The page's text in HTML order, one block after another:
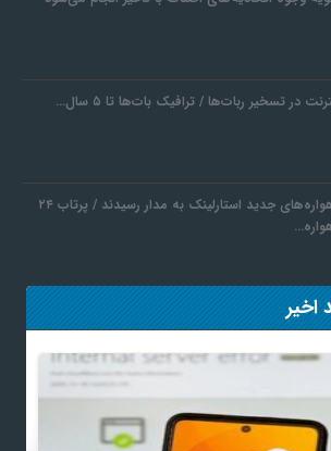
در تسخیر ربات‌ها / ترافیک بات‌ها تا ۵ سال…
ماهواره‌های جدید استارلینک به مدار رسیدند / پرتاب ۲۴
اخیر